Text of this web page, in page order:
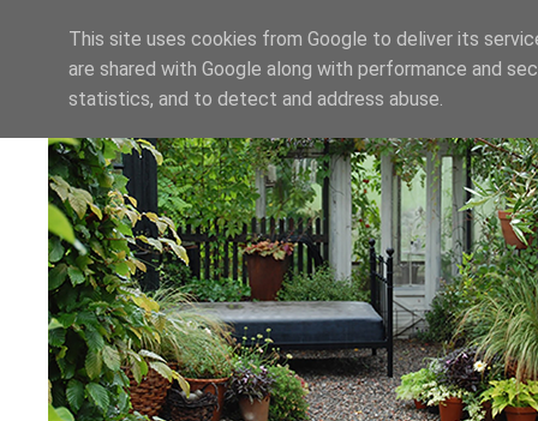
This site uses cookies from Google to deliver its
are shared with Google along with performance and
statistics, and to detect and address abuse.